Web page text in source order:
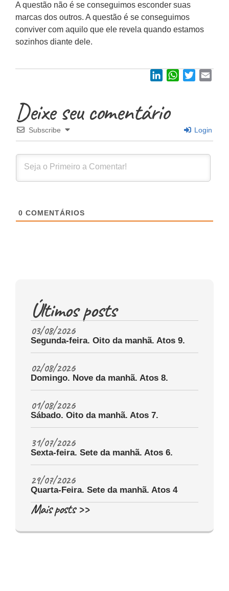
A questão não é se conseguimos esconder suas
marcas dos outros. A questão é se conseguimos
conviver com aquilo que ele revela quando estamos
sozinhos diante dele.
LinkedInWhatsApp
Twitter
Deixe seu comentário
Subscribe Login
0 COMENTÁRIOS
Últimos posts
03/08/2026
Segunda-feira. Oito da manhã. Atos 9.
02/08/2026
Domingo. Nove da manhã. Atos 8.
01/08/2026
Sábado. Oito da manhã. Atos 7.
31/07/2026
Sexta-feira. Sete da manhã. Atos 6.
29/07/2026
Quarta-Feira. Sete da manhã. Atos 4
Mais posts >>